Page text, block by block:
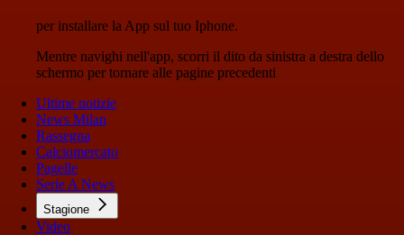
per installare la App sul tuo Iphone.
Mentre navighi nell'app, scorri il dito da sinistra a destra dello
schermo per tornare alle pagine precedenti
Ultime notizie
News Milan
Rassegna
Calciomercato
Pagelle
Serie A News
Stagione
Video